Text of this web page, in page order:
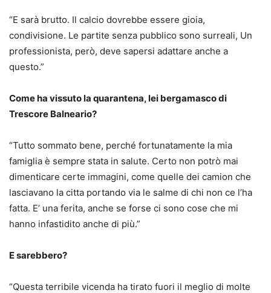
“E sarà brutto. Il calcio dovrebbe essere gioia,
condivisione. Le partite senza pubblico sono surreali, Un
professionista, però, deve sapersi adattare anche a
questo.”
Come ha vissuto la quarantena, lei bergamasco di
Trescore Balneario?
“Tutto sommato bene, perché fortunatamente la mia
famiglia è sempre stata in salute. Certo non potrò mai
dimenticare certe immagini, come quelle dei camion che
lasciavano la citta portando via le salme di chi non ce l’ha
fatta. E’ una ferita, anche se forse ci sono cose che mi
hanno infastidito anche di più.”
E sarebbero?
“Questa terribile vicenda ha tirato fuori il meglio di molte